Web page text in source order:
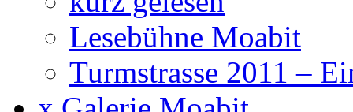
Lesebühne Moabit
Turmstrasse 2011 –